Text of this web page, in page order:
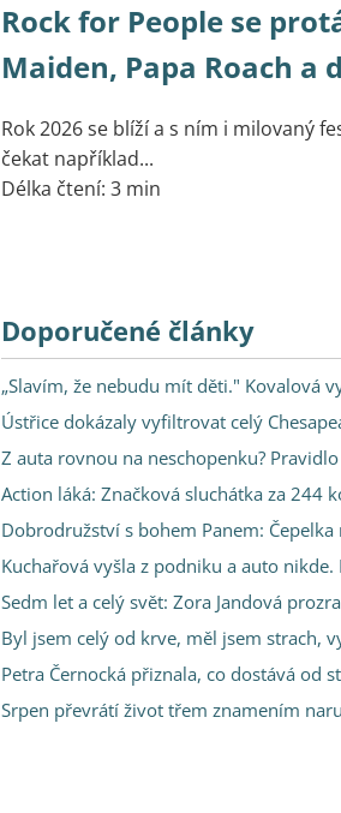
Rock for People se
Maiden, Papa Roach a
Rok 2026 se blíží a s ním i milovaný
čekat například...
Délka čtení: 3 min
Doporučené články
„Slavím, že nebudu mít děti." Kovalová
Ústřice dokázaly vyfiltrovat celý
Z auta rovnou na neschopenku?
Action láká: Značková sluchátka za
Dobrodružství s bohem Panem:
Kuchařová vyšla z podniku a auto
Sedm let a celý svět: Zora Jandová
Byl jsem celý od krve, měl jsem strach,
Petra Černocká přiznala, co dostává od
Srpen převrátí život třem znamením